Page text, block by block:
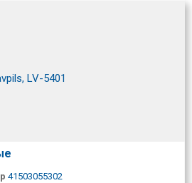
LV-5401
41503055302